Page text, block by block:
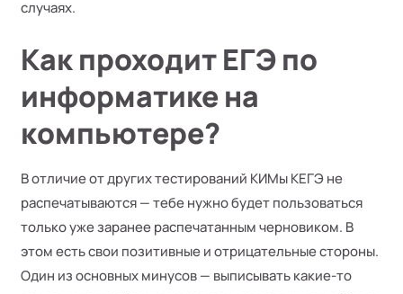
случаях.
Как проходит ЕГЭ по
информатике на
компьютере?
В отличие от других тестирований КИМы КЕГЭ не
распечатываются — тебе нужно будет пользоваться
только уже заранее распечатанным черновиком. В
этом есть свои позитивные и отрицательные стороны.
Один из основных минусов — выписывать какие-то